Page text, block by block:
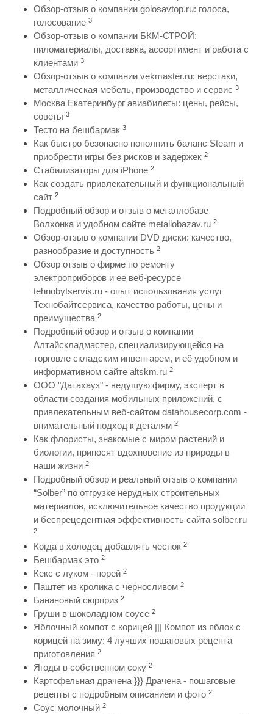
Обзор-отзыв о компании golosavtop.ru: голоса,
голосование 3
Обзор-отзыв о компании БКМ-СТРОЙ:
пиломатериалы, доставка, ассортимент и работа с
клиентами 3
Обзор-отзыв о компании vekmaster.ru: верстаки,
металлическая мебель, производство и сервис 3
Москва Екатеринбург авиабилеты: цены, рейсы,
советы 3
Тесто на бешбармак 3
Как быстро безопасно пополнить баланс Steam и
приобрести игры без рисков и задержек 2
Стабилизаторы для iPhone 2
Как создать привлекательный и функциональный
сайт 2
Подробный обзор и отзыв о металлобазе
Волхонка и удобном сайте metallobazav.ru 2
Обзор-отзыв о компании DVD диски: качество,
разнообразие и доступность 2
Обзор отзыв о фирме по ремонту
электроприборов и ее веб-ресурсе
tehnobytservis.ru - опыт использования услуг
Технобайтсервиса, качество работы, цены и
преимущества 2
Подробный обзор и отзыв о компании
Алтайскладмастер, специализирующейся на
торговле складским инвентарем, и её удобном и
информативном сайте altskm.ru 2
ООО "Датахауз" - ведущую фирму, эксперт в
области создания мобильных приложений, с
привлекательным веб-сайтом datahousecorp.com -
внимательный подход к деталям 2
Как флористы, знакомые с миром растений и
биологии, приносят вдохновение из природы в
наши жизни 2
Подробный обзор и реальный отзыв о компании
“Solber” по отгрузке нерудных строительных
материалов, исключительное качество продукции
и беспрецедентная эффективность сайта solber.ru
2
Когда в холодец добавлять чеснок 2
Бешбармак это 2
Кекс с луком - порей 2
Паштет из кролика с черносливом 2
Банановый сюрприз 2
Груши в шоколадном соусе 2
Яблочный компот с корицей ||| Компот из яблок с
корицей на зиму: 4 лучших пошаговых рецепта
приготовления 2
Ягоды в собственном соку 2
Картофельная драчена }}} Драчена - пошаговые
рецепты с подробным описанием и фото 2
Соус молочный 2